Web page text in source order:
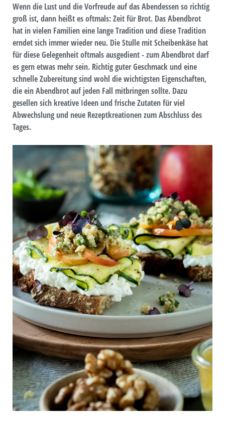
Wenn die Lust und die Vorfreude auf das Abendessen so richtig
groß ist, dann heißt es oftmals: Zeit für Brot. Das Abendbrot
hat in vielen Familien eine lange Tradition und diese Tradition
erndet sich immer wieder neu. Die Stulle mit Scheibenkäse hat
für diese Gelegenheit oftmals ausgedient - zum Abendbrot darf
es gern etwas mehr sein. Richtig guter Geschmack und eine
schnelle Zubereitung sind wohl die wichtigsten Eigenschaften,
die ein Abendbrot auf jeden Fall mitbringen sollte. Dazu
gesellen sich kreative Ideen und frische Zutaten für viel
Abwechslung und neue Rezeptkreationen zum Abschluss des
Tages.